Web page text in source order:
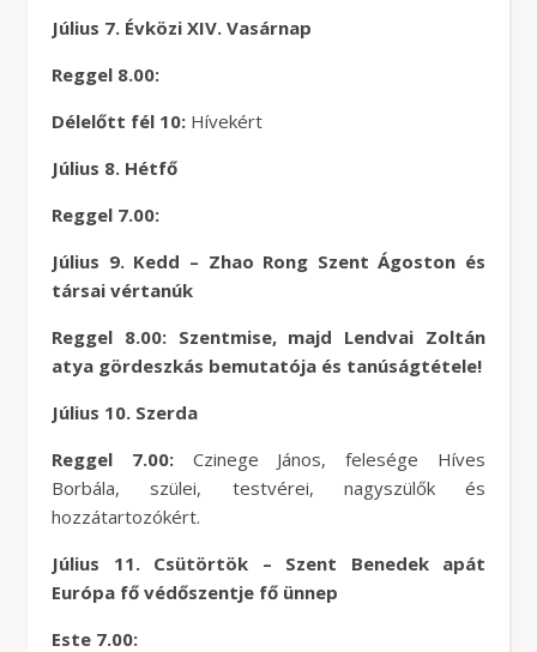
Július 7. Évközi XIV. Vasárnap
Reggel 8.00:
Délelőtt fél 10: Hívekért
Július 8. Hétfő
Reggel 7.00:
Július 9. Kedd – Zhao Rong Szent Ágoston és
társai vértanúk
Reggel 8.00: Szentmise, majd Lendvai Zoltán
atya gördeszkás bemutatója és tanúságtétele!
Július 10. Szerda
Reggel 7.00: Czinege János, felesége Híves
Borbála, szülei, testvérei, nagyszülők és
hozzátartozókért.
Július 11. Csütörtök – Szent Benedek apát
Európa fő védőszentje fő ünnep
Este 7.00: